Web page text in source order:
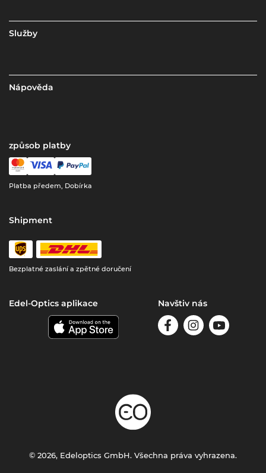
Služby
Nápověda
způsob platby
Platba předem, Dobírka
Shipment
Bezplatné zaslání a zpětné doručení
Edel-Optics aplikace Navštiv nás
© 2026, Edeloptics GmbH. Všechna práva vyhrazena.